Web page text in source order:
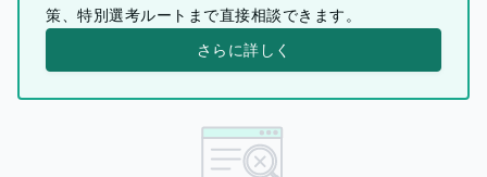
策、特別選考ルートまで直接相談できます。
さらに詳しく